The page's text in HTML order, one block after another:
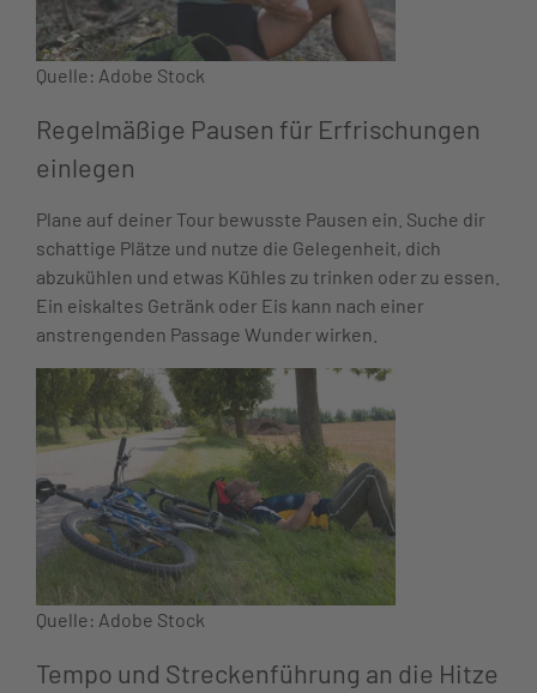
Quelle: Adobe Stock
Regelmäßige Pausen für Erfrischungen
einlegen
Plane auf deiner Tour bewusste Pausen ein. Suche dir
schattige Plätze und nutze die Gelegenheit, dich
abzukühlen und etwas Kühles zu trinken oder zu essen.
Ein eiskaltes Getränk oder Eis kann nach einer
anstrengenden Passage Wunder wirken.
Quelle: Adobe Stock
Tempo und Streckenführung an die Hitze